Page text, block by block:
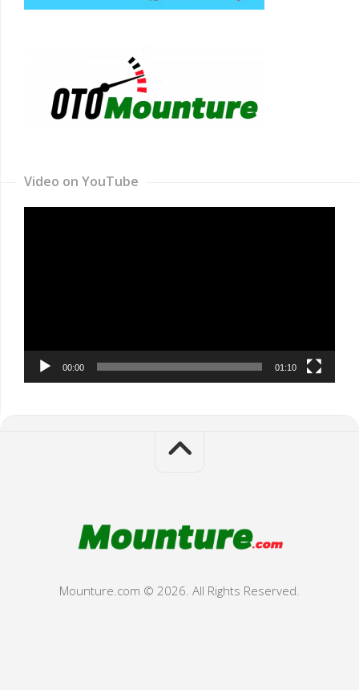
Video on YouTube
00:00 01:10
Mounture.com © 2026. All Rights Reserved.